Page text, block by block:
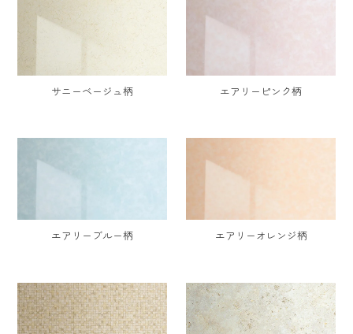
サニーベージュ柄 エアリーピンク柄
エアリーブルー柄 エアリーオレンジ柄